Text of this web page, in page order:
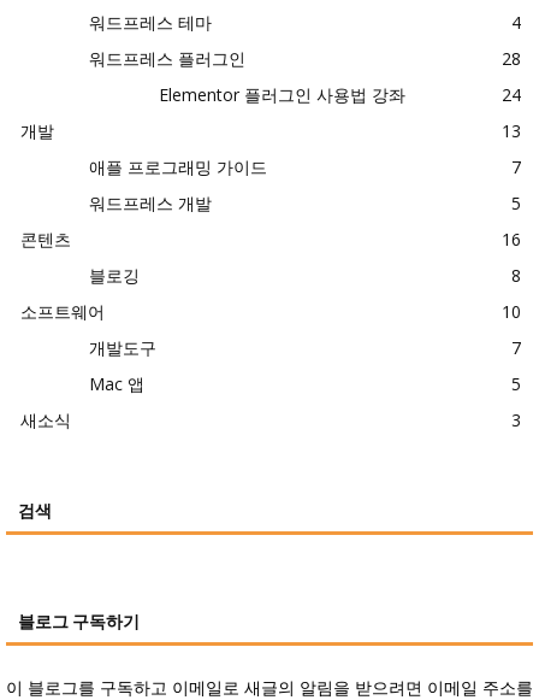
워드프레스 테마
4
워드프레스 플러그인
28
Elementor 플러그인 사용법 강좌
24
개발
13
애플 프로그래밍 가이드
7
워드프레스 개발
5
콘텐츠
16
블로깅
8
소프트웨어
10
개발도구
7
Mac 앱
5
새소식
3
검색
블로그 구독하기
이 블로그를 구독하고 이메일로 새글의 알림을 받으려면 이메일 주소를